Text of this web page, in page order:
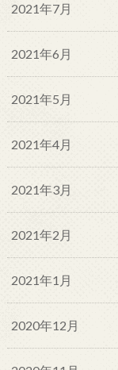
2021年7月
2021年6月
2021年5月
2021年4月
2021年3月
2021年2月
2021年1月
2020年12月